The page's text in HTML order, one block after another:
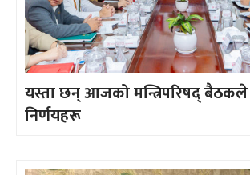
यस्ता छन् आजको मन्त्रिपरिषद्
निर्णयहरू